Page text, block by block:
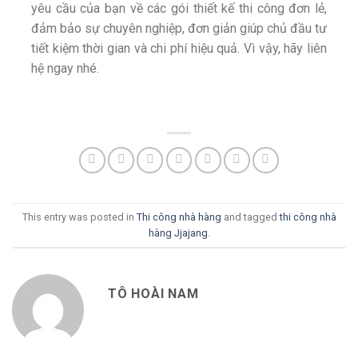
yêu cầu của bạn về các gói thiết kế thi công đơn lẻ,
đảm bảo sự chuyên nghiệp, đơn giản giúp chủ đầu tư
tiết kiệm thời gian và chi phí hiệu quả. Vì vậy, hãy liên
hệ ngay nhé.
This entry was posted in Thi công nhà hàng and taggedthi công nhà
hàng Jjajang
TÔ HOÀI NAM